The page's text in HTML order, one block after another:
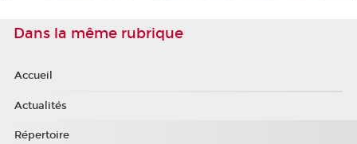
Dans la même rubrique
Accueil
Actualités
Répertoire